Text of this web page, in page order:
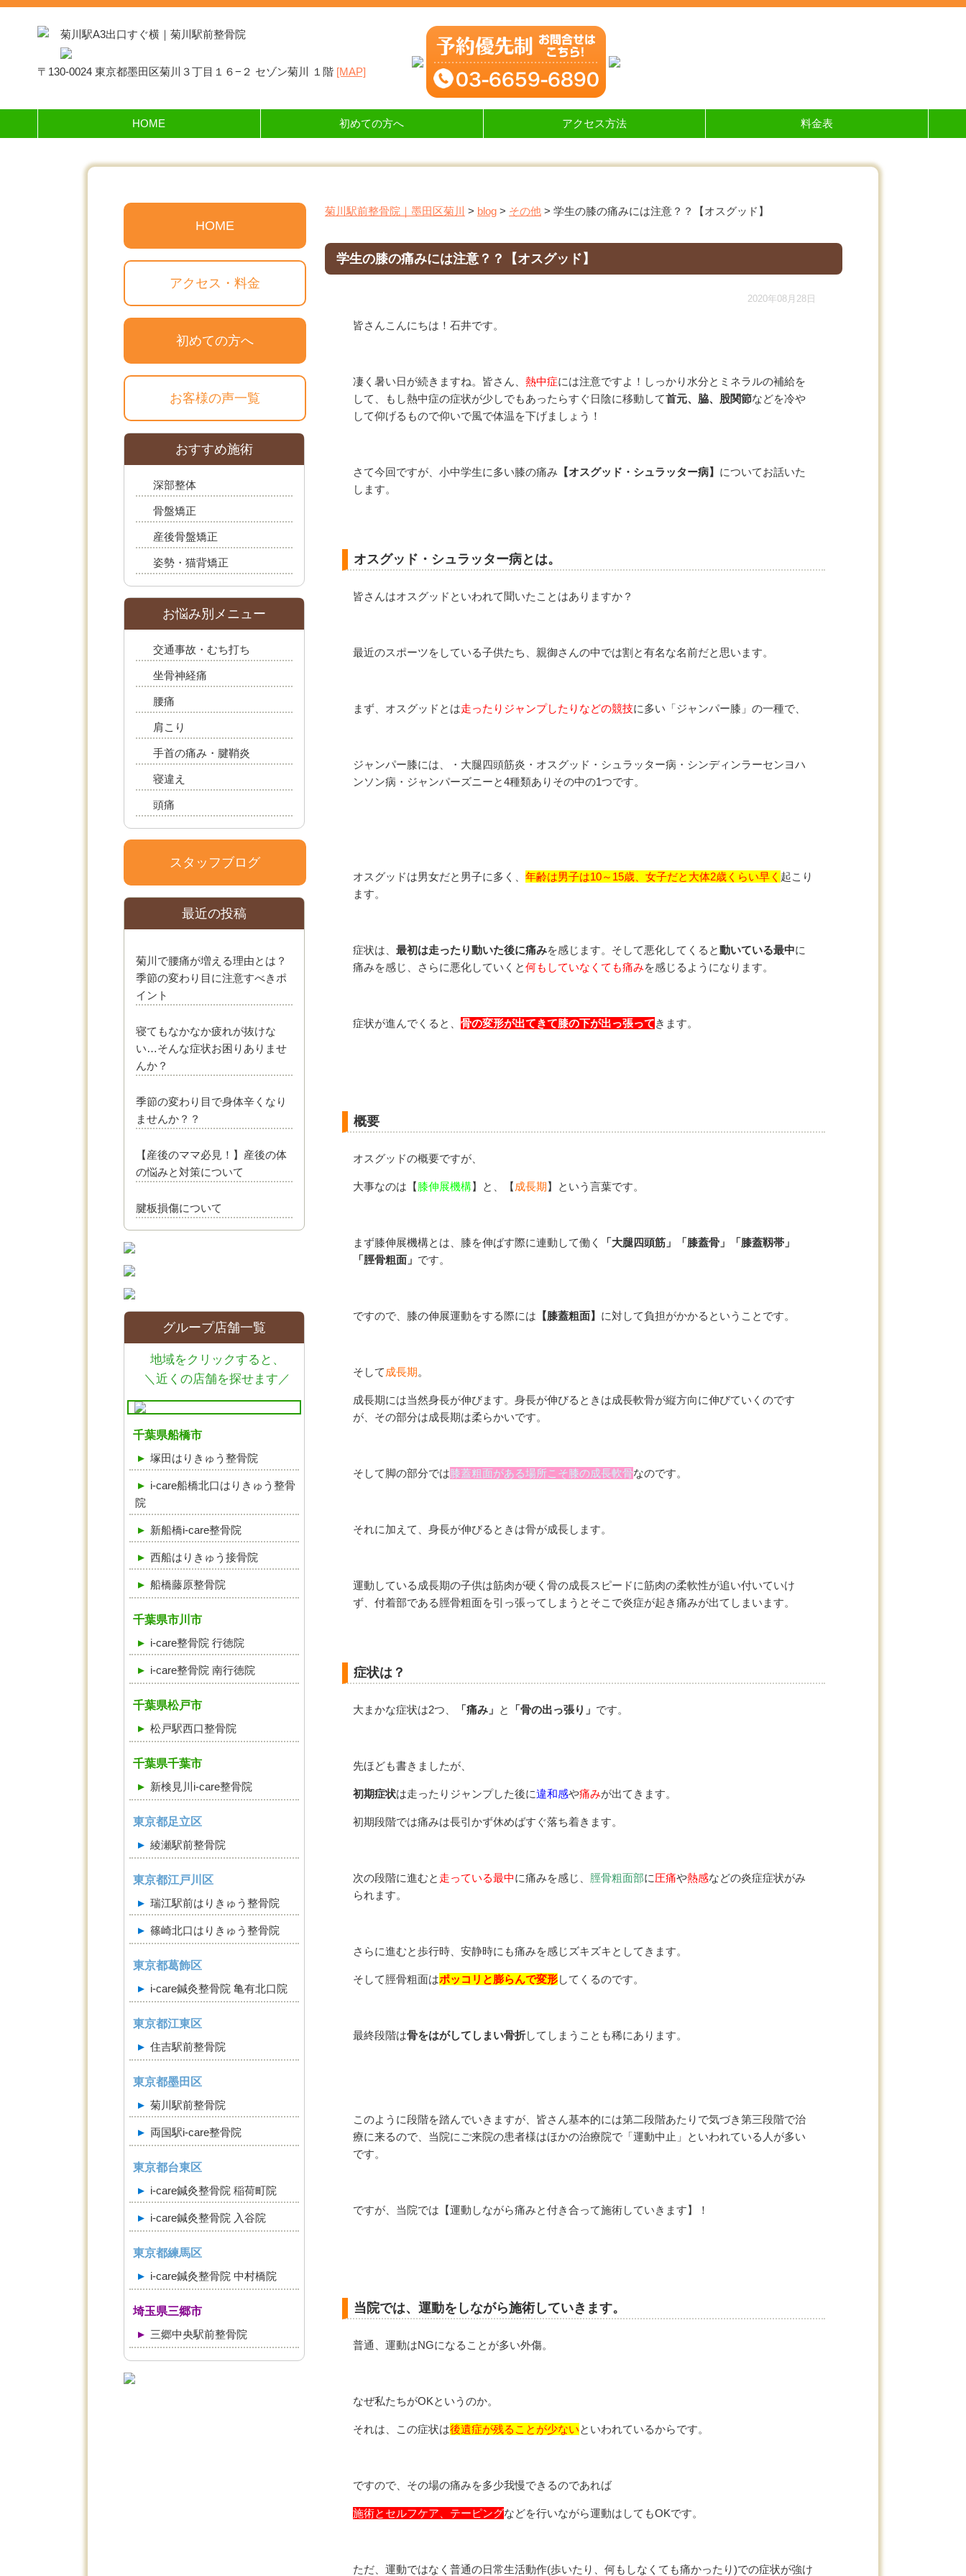
菊川駅A3出口すぐ横｜菊川駅前整骨院
〒130-0024 東京都墨田区菊川３丁目１６−２ セゾン菊川 １階 [MAP]
HOME 初めての方へ アクセス方法 料金表
菊川駅前整骨院｜墨田区菊川 > blog > その他 > 学生の膝の痛みには注意？？【オスグッド】
学生の膝の痛みには注意？？【オスグッド】
2020年08月28日
皆さんこんにちは！石井です。
凄く暑い日が続きますね。皆さん、 熱中症には注意ですよ！しっかり水分とミネラルの補給を
して、もし熱中症の症状が少しでもあったらすぐ日陰に移動して首元、脇、股関節などを冷や
して仰げるもので仰いで風で体温を下げましょう！
さて今回ですが、小中学生に多い膝の痛み 【オスグッド・シュラッター病】 についてお話いた
します。
オスグッド・シュラッター病とは。
皆さんはオスグッドといわれて聞いたことはありますか？
最近のスポーツをしている子供たち、親御さんの中では割と有名な名前だと思います。
まず、オスグッドとは走ったりジャンプしたりなどの競技に多い「ジャンパー膝」の一種で、
ジャンパー膝には、・大腿四頭筋炎・オスグッド・シュラッター病・シンディンラーセンヨハ
ンソン病・ジャンパーズニーと4種類ありその中の1つです。
オスグッドは男女だと男子に多く、 年齢は男子は10～15歳、女子だと大体2歳くらい早く 起こり
ます。
症状は、 最初は走ったり動いた後に痛みを感じます。そして悪化してくると動いている最中に
痛みを感じ、さらに悪化していくと何もしていなくても痛みを感じるようになります。
症状が進んでくると、 骨の変形が出てきて膝の下が出っ張ってきます。
概要
オスグッドの概要ですが、
大事なのは【膝伸展機構】と、【成長期】という言葉です。
まず膝伸展機構とは、膝を伸ばす際に連動して働く
「大腿四頭筋」「膝蓋骨」「膝蓋靱帯」
「脛骨粗面」 です。
ですので、膝の伸展運動をする際には 【膝蓋粗面】 に対して負担がかかるということです。
そして成長期。
成長期には当然身長が伸びます。身長が伸びるときは成長軟骨が縦方向に伸びていくのです
が、その部分は成長期は柔らかいです。
そして脚の部分では膝蓋粗面がある場所こそ膝の成長軟骨なのです。
それに加えて、身長が伸びるときは骨が成長します。
運動している成長期の子供は筋肉が硬く骨の成長スピードに筋肉の柔軟性が追い付いていけ
ず、付着部である脛骨粗面を引っ張ってしまうとそこで炎症が起き痛みが出てしまいます。
症状は？
大まかな症状は2つ、 「痛み」 と 「骨の出っ張り」 です。
先ほども書きましたが、
初期症状は走ったりジャンプした後に違和感や痛みが出てきます。
初期段階では痛みは長引かず休めばすぐ落ち着きます。
次の段階に進むと 走っている最中に痛みを感じ、 脛骨粗面部に圧痛や熱感などの炎症症状がみ
られます。
さらに進むと歩行時、安静時にも痛みを感じズキズキとしてきます。
そして脛骨粗面はポッコリと膨らんで変形してくるのです。
最終段階は骨をはがしてしまい骨折してしまうことも稀にあります。
このように段階を踏んでいきますが、皆さん基本的には第二段階あたりで気づき第三段階で治
療に来るので、当院にご来院の患者様はほかの治療院で「運動中止」といわれている人が多い
です。
ですが、当院では【運動しながら痛みと付き合って施術していきます】！
当院では、運動をしながら施術していきます。
普通、運動はNGになることが多い外傷。
なぜ私たちがOKというのか。
それは、この症状は後遺症が残ることが少ないといわれているからです。
ですので、その場の痛みを多少我慢できるのであれば
施術とセルフケア、テーピングなどを行いながら運動はしてもOKです。
ただ、運動ではなく普通の日常生活動作(歩いたり、何もしなくても痛かったり)での症状が強け
HOME
アクセス・料金
初めての方へ
お客様の声一覧
おすすめ施術
深部整体
骨盤矯正
産後骨盤矯正
姿勢・猫背矯正
お悩み別メニュー
交通事故・むち打ち
坐骨神経痛
腰痛
肩こり
手首の痛み・腱鞘炎
寝違え
頭痛
スタッフブログ
最近の投稿
菊川で腰痛が増える理由とは？
季節の変わり目に注意すべきポ
イント
寝てもなかなか疲れが抜けな
い…そんな症状お困りありませ
んか？
季節の変わり目で身体辛くなり
ませんか？？
【産後のママ必見！】産後の体
の悩みと対策について
腱板損傷について
グループ店舗一覧
地域をクリックすると、
＼近くの店舗を探せます／
千葉県船橋市
塚田はりきゅう整骨院
i-care船橋北口はりきゅう整骨
院
新船橋i-care整骨院
西船はりきゅう接骨院
船橋藤原整骨院
千葉県市川市
i-care整骨院 行徳院
i-care整骨院 南行徳院
千葉県松戸市
松戸駅西口整骨院
千葉県千葉市
新検見川i-care整骨院
東京都足立区
綾瀬駅前整骨院
東京都江戸川区
瑞江駅前はりきゅう整骨院
篠崎北口はりきゅう整骨院
東京都葛飾区
i-care鍼灸整骨院 亀有北口院
東京都江東区
住吉駅前整骨院
東京都墨田区
菊川駅前整骨院
両国駅i-care整骨院
東京都台東区
i-care鍼灸整骨院 稲荷町院
i-care鍼灸整骨院 入谷院
東京都練馬区
i-care鍼灸整骨院 中村橋院
埼玉県三郷市
三郷中央駅前整骨院